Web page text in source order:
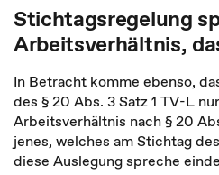
Stichtagsregelung
Arbeitsverhältnis,
In Betracht komme ebenso,
des § 20 Abs. 3 Satz 1 TV-L
Arbeitsverhältnis nach § 20
jenes, welches am Stichtag
diese Auslegung spreche